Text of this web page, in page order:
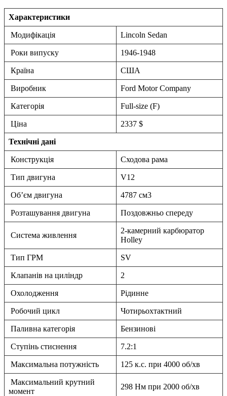
Характеристики
Модифікація Lincoln Sedan
Роки випуску 1946-1948
Країна США
Виробник Ford Motor Company
Категорія Full-size (F)
Ціна 2337 $
Технічні дані
Конструкція Сходова рама
Тип двигуна V12
Об’єм двигуна 4787 см3
Розташування двигуна Поздовжньо спереду
Система живлення
2-камерний карбюратор
Holley
Тип ГРМ SV
Клапанів на циліндр 2
Охолодження Рідинне
Робочий цикл Чотирьохтактний
Паливна категорія Бензинові
Ступінь стиснення 7.2:1
Максимальна потужність 125 к.с. при 4000 об/хв
Максимальний крутний
момент
298 Нм при 2000 об/хв